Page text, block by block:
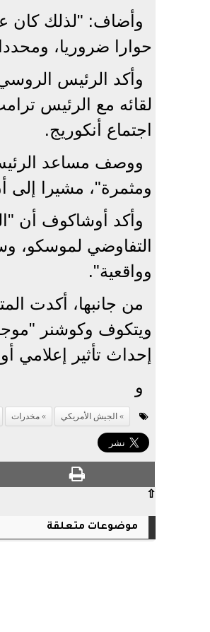
وأضاف: "لذلك كان
حوارا ضروريا،
وأكد الرئيس
لقائه مع الرئيس
اجتماع أنكوريج.
ووصف مساعد
ومثمرة"، مشيرا إلى
وأكد أوشاكوف أن
التفاوضي لموسكو،
وواقعية".
من جانبها، أكدت
ويتكوف وكوشنر
إحداث تأثير
و
الجيش الأمريكي مخدرات
⇧
موضوعات متعلقة